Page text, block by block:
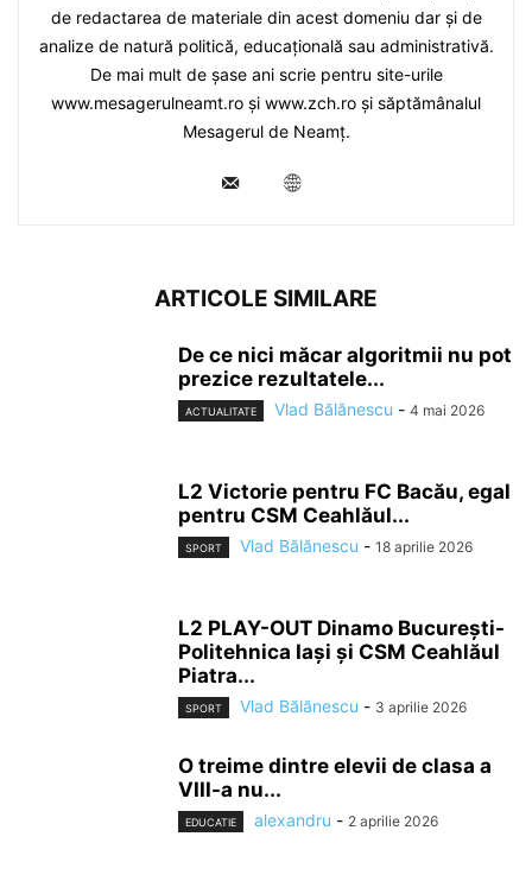
de redactarea de materiale din acest domeniu dar și de
analize de natură politică, educațională sau administrativă.
De mai mult de șase ani scrie pentru site-urile
www.mesagerulneamt.ro și www.zch.ro și săptămânalul
Mesagerul de Neamț.
ARTICOLE SIMILARE
De ce nici măcar algoritmii nu pot
prezice rezultatele...
ACTUALITATE Vlad Bălănescu - 4 mai 2026
L2 Victorie pentru FC Bacău, egal
pentru CSM Ceahlăul...
SPORT Vlad Bălănescu - 18 aprilie 2026
L2 PLAY-OUT Dinamo București-
Politehnica Iași și CSM Ceahlăul
Piatra...
SPORT Vlad Bălănescu - 3 aprilie 2026
O treime dintre elevii de clasa a
VIII-a nu...
EDUCATIE alexandru - 2 aprilie 2026